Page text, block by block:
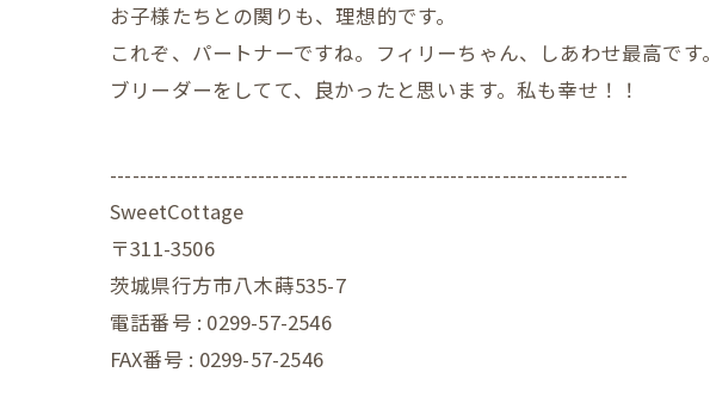
お子様たちとの関りも、理想的です。
これぞ、パートナーですね。フィリーちゃん、しあわせ最高です。
ブリーダーをしてて、良かったと思います。私も幸せ！！
----------------------------------------------------------------------
SweetCottage
〒311-3506
茨城県行方市八木蒔535-7
電話番号 : 0299-57-2546
FAX番号 : 0299-57-2546